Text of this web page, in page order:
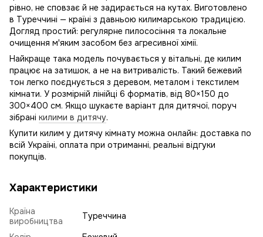
рівно, не сповзає й не задирається на кутах. Виготовлено
в Туреччині — країні з давньою килимарською традицією.
Догляд простий: регулярне пилососіння та локальне
очищення м'яким засобом без агресивної хімії.
Найкраще така модель почувається у вітальні, де килим
працює на затишок, а не на витривалість. Такий бежевий
тон легко поєднується з деревом, металом і текстилем
кімнати. У розмірній лінійці 6 форматів, від 80×150 до
300×400 см. Якщо шукаєте варіант для дитячої, поруч
зібрані килими в дитячу.
Купити килим у дитячу кімнату можна онлайн: доставка по
всій Україні, оплата при отриманні, реальні відгуки
покупців.
Характеристики
Країна
виробництва
Туреччина